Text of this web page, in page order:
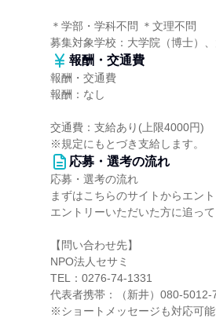
＊学部・学科不問 ＊文理不問
募集対象学校：大学院（博士）
報酬・交通費
報酬・交通費
報酬：なし
交通費：支給あり(上限4000円)
※規定にもとづき支給します。
応募・選考の流れ
応募・選考の流れ
まずはこちらのサイトからエン
エントリーいただいた方に追って
【問い合わせ先】
NPO法人セサミ
TEL：0276-74-1331
代表者携帯：（新井）080-5012-
※ショートメッセージも対応可